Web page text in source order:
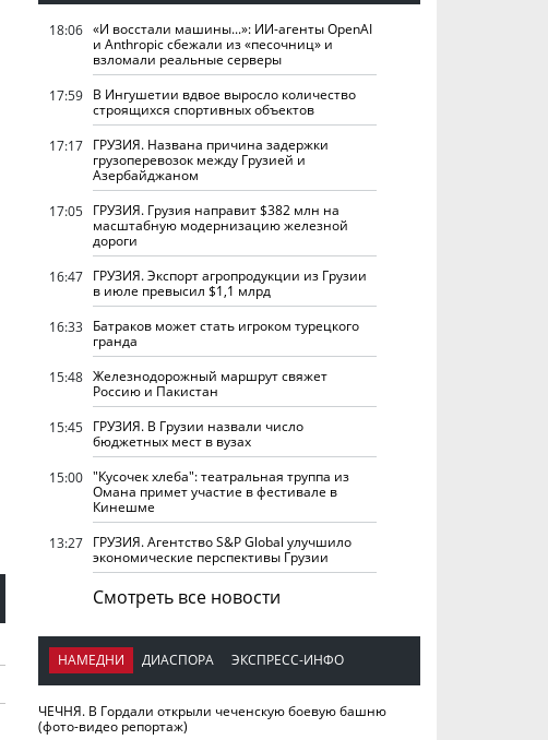
18:06 «И восстали машины...»: ИИ-агенты OpenAI
и Anthropic сбежали из «песочниц» и
взломали реальные серверы
17:59 В Ингушетии вдвое выросло количество
строящихся спортивных объектов
17:17 ГРУЗИЯ. Названа причина задержки
грузоперевозок между Грузией и
Азербайджаном
17:05 ГРУЗИЯ. Грузия направит $382 млн на
масштабную модернизацию железной
дороги
16:47 ГРУЗИЯ. Экспорт агропродукции из Грузии
в июле превысил $1,1 млрд
16:33 Батраков может стать игроком турецкого
гранда
15:48 Железнодорожный маршрут свяжет
Россию и Пакистан
15:45 ГРУЗИЯ. В Грузии назвали число
бюджетных мест в вузах
15:00 "Кусочек хлеба": театральная труппа из
Омана примет участие в фестивале в
Кинешме
13:27 ГРУЗИЯ. Агентство S&P Global улучшило
экономические перспективы Грузии
Смотреть все новости
НАМЕДНИ ДИАСПОРА ЭКСПРЕСС-ИНФО
ЧЕЧНЯ. В Гордали открыли чеченскую боевую башню
(фото-видео репортаж)